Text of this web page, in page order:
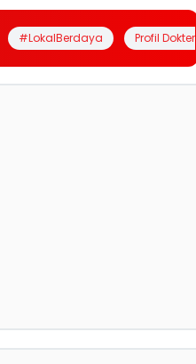
#LokalBerdaya Profil Dokter